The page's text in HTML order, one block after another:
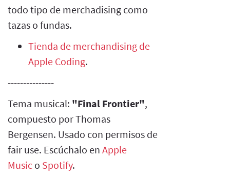
todo tipo de merchadising como
tazas o fundas.
Tienda de merchandising de
Apple Coding.
---------------
Tema musical: "Final Frontier",
compuesto por Thomas
Bergensen. Usado con permisos de
fair use. Escúchalo en Apple
Music o Spotify.